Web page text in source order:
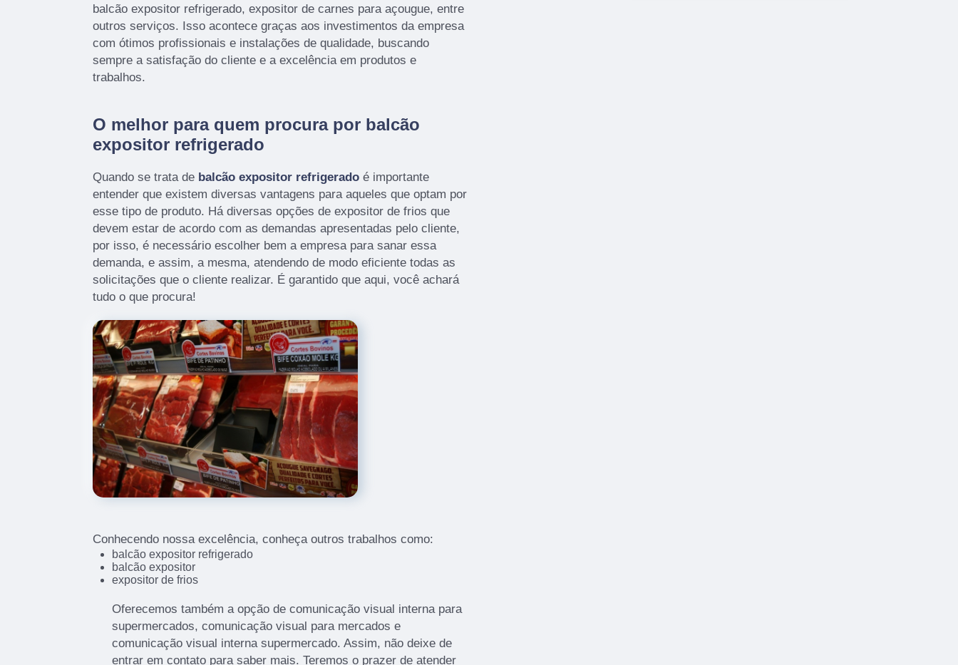
balcão expositor refrigerado, expositor de carnes para açougue, entre
outros serviços. Isso acontece graças aos investimentos da empresa
com ótimos profissionais e instalações de qualidade, buscando
sempre a satisfação do cliente e a excelência em produtos e
trabalhos.
O melhor para quem procura por balcão
expositor refrigerado
Quando se trata de balcão expositor refrigerado é importante
entender que existem diversas vantagens para aqueles que optam por
esse tipo de produto. Há diversas opções de expositor de frios que
devem estar de acordo com as demandas apresentadas pelo cliente,
por isso, é necessário escolher bem a empresa para sanar essa
demanda, e assim, a mesma, atendendo de modo eficiente todas as
solicitações que o cliente realizar. É garantido que aqui, você achará
tudo o que procura!
Conhecendo nossa excelência, conheça outros trabalhos como:
balcão expositor refrigerado
balcão expositor
expositor de frios
Oferecemos também a opção de comunicação visual interna para
supermercados, comunicação visual para mercados e
comunicação visual interna supermercado. Assim, não deixe de
entrar em contato para saber mais. Teremos o prazer de atender